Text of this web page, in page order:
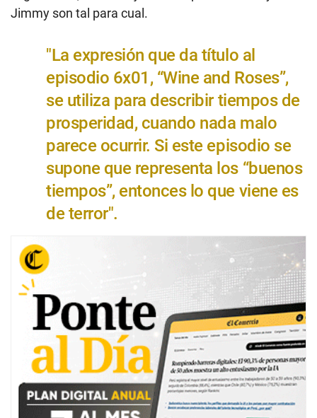
Jimmy son tal para cual.
"La expresión que da título al
episodio 6x01, “Wine and Roses”,
se utiliza para describir tiempos de
prosperidad, cuando nada malo
parece ocurrir. Si este episodio se
supone que representa los “buenos
tiempos”, entonces lo que viene es
de terror".